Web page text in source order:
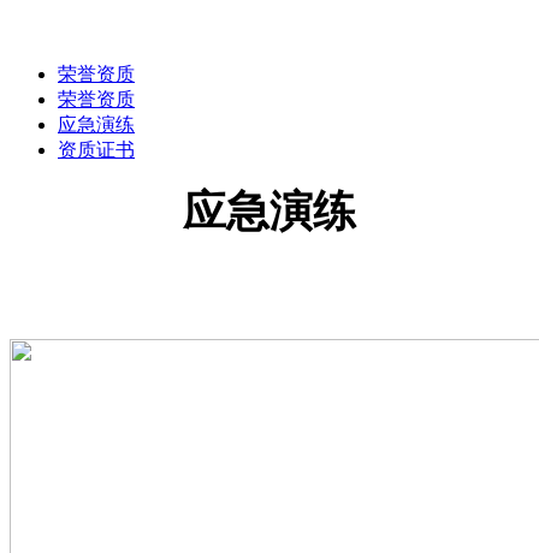
荣誉资质
荣誉资质
应急演练
资质证书
应急演练